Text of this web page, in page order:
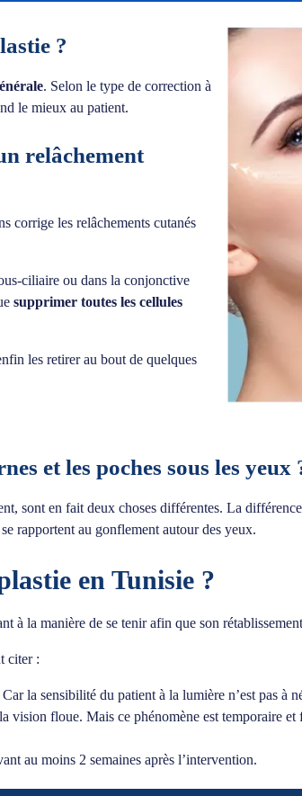
?
. Selon le type de correction à
le mieux au patient.
relâchement
corrige les relâchements cutanés
ciliaire ou dans la conjonctive
supprimer toutes les cellules
les retirer au bout de quelques
et les poches sous les yeux
sont en fait deux choses différentes. La
rapportent au gonflement autour des yeux.
en Tunisie ?
à la manière de se tenir afin que son
citer :
la sensibilité du patient à la lumière n’est pas à
vision floue. Mais ce phénomène est temporaire
au moins 2 semaines après l’intervention.